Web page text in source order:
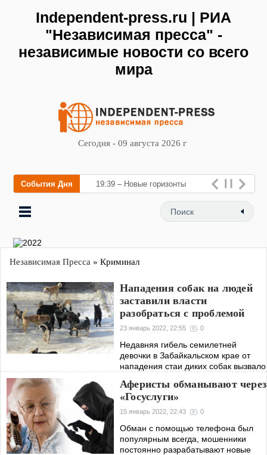
Independent-press.ru | РИА
"Независимая пресса" -
независимые новости со всего
мира
Сегодня - 09 августа 2026 г
События Дня 19:39 – Новые горизонты
флебологии: в Москве
открылся «Городской центр
заболев
Независимая Пресса » Криминал
Нападения собак на людей
заставили власти
разобраться с проблемой
23 январь 2022, 22:55 0
Недавняя гибель семилетней
девочки в Забайкальском крае от
нападения стаи диких собак вызвало
Поручено подготовить изменения в
законодательство РФ, чтобы в
дальнейшем
Аферисты обманывают через
«Госуслуги»
15 январь 2022, 22:43 0
Обман с помощью телефона был
популярным всегда, мошенники
постоянно разрабатывают новые